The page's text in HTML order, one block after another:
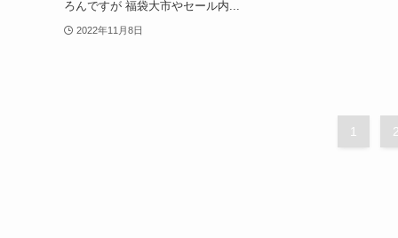
ろんですが 福袋大市やセール内...
2022年11月8日
1 2